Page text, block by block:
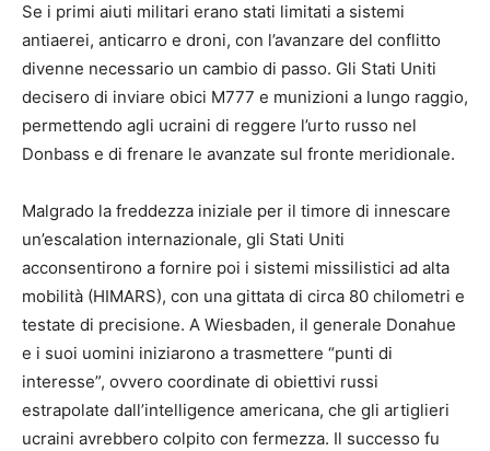
Se i primi aiuti militari erano stati limitati a sistemi
antiaerei, anticarro e droni, con l’avanzare del conflitto
divenne necessario un cambio di passo. Gli Stati Uniti
decisero di inviare obici M777 e munizioni a lungo raggio,
permettendo agli ucraini di reggere l’urto russo nel
Donbass e di frenare le avanzate sul fronte meridionale.
Malgrado la freddezza iniziale per il timore di innescare
un’escalation internazionale, gli Stati Uniti
acconsentirono a fornire poi i sistemi missilistici ad alta
mobilità (HIMARS), con una gittata di circa 80 chilometri e
testate di precisione. A Wiesbaden, il generale Donahue
e i suoi uomini iniziarono a trasmettere “punti di
interesse”, ovvero coordinate di obiettivi russi
estrapolate dall’intelligence americana, che gli artiglieri
ucraini avrebbero colpito con fermezza. Il successo fu